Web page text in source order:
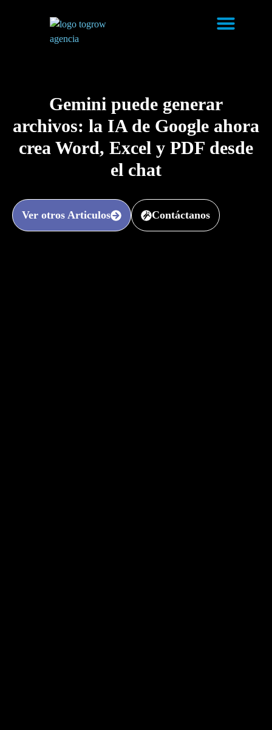
Gemini puede generar
archivos: la IA de Google ahora
crea Word, Excel y PDF desde
el chat
Ver otros Articulos Contáctanos